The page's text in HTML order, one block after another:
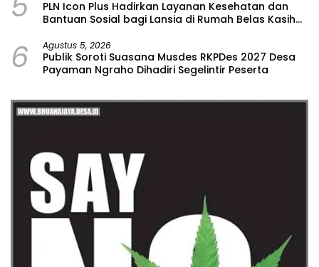
PLN Icon Plus Hadirkan Layanan Kesehatan dan
Bantuan Sosial bagi Lansia di Rumah Belas Kasih
6 Agustus 5, 2026
Publik Soroti Suasana Musdes RKPDes 2027 Desa
Payaman Ngraho Dihadiri Segelintir Peserta